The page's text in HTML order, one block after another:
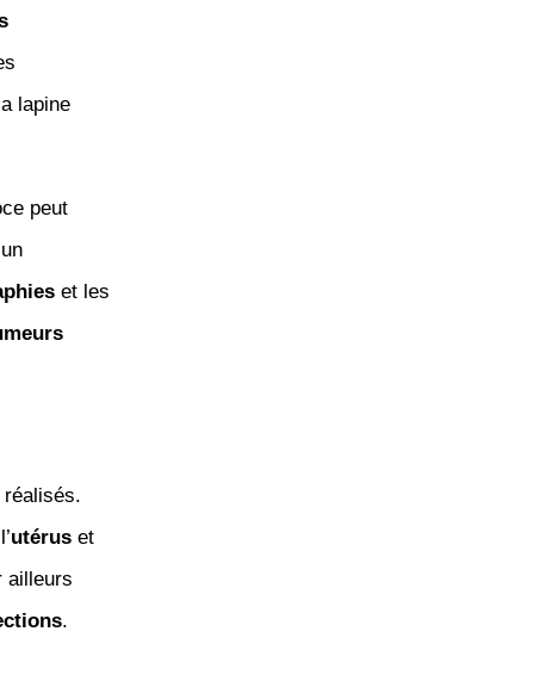
lapine
peut
et les
utéruset
ailleurs
.